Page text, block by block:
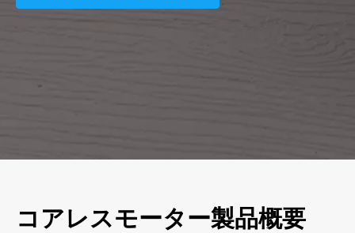
コアレスモーター製品概要